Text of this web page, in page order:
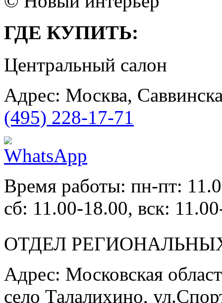
ГДЕ КУПИТЬ:
Центральный салон
Адрес: Москва,
(495) 228-17-71
Время работы: пн-пт:
сб: 11.00-18.00, вск:
ОТДЕЛ
Адрес: Московская
село Талалихино,